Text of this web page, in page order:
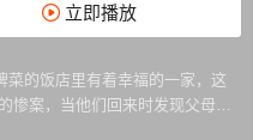
立即播放
菜的饭店里有着幸福的一家，这
惨案，当他们回来时发现父母已
（二宫和也 Kazunari Ninomiya